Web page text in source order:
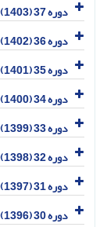
دوره 37 (1403)
دوره 36 (1402)
دوره 35 (1401)
دوره 34 (1400)
دوره 33 (1399)
دوره 32 (1398)
دوره 31 (1397)
دوره 30 (1396)